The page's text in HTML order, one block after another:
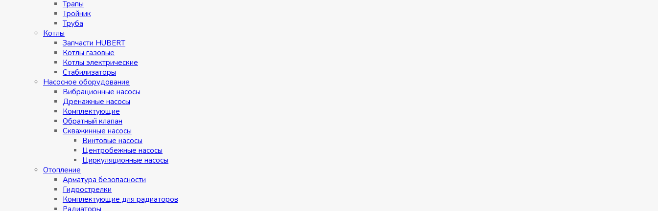
Трапы
Тройник
Труба
Котлы
Запчасти HUBERT
Котлы газовые
Котлы электрические
Стабилизаторы
Насосное оборудование
Вибрационные насосы
Дренажные насосы
Комплектующие
Обратный клапан
Скважинные насосы
Винтовые насосы
Центробежные насосы
Циркуляционные насосы
Отопление
Арматура безопасности
Гидрострелки
Комплектующие для радиаторов